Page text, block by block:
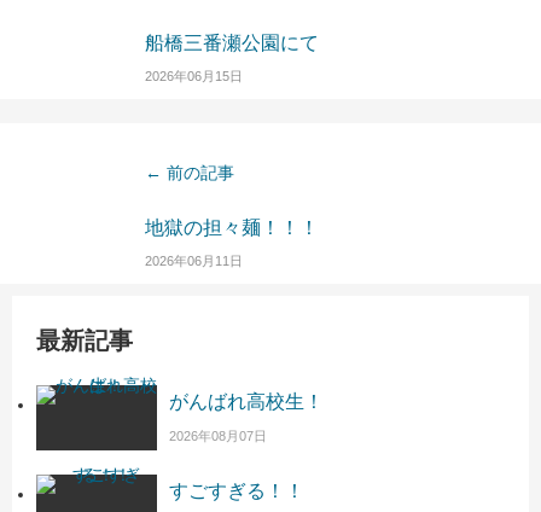
船橋三番瀬公園にて
2026年06月15日
← 前の記事
地獄の担々麺！！！
2026年06月11日
最新記事
がんばれ高校生！
2026年08月07日
すごすぎる！！